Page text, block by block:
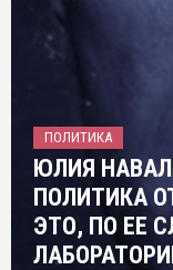
ПОЛИТИКА
ЮЛИЯ
ПОЛИТИКА
ЭТО, ПО ЕЕ